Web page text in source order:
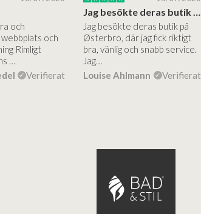
och
och
Rimligt
…
Verifierat
Jag besökte deras butik på Østerbro.
Jag besökte deras butik på
Østerbro, där jag fick riktigt
bra, vänlig och snabb service.
Jag…
Louise Ahlmann
Verifierat